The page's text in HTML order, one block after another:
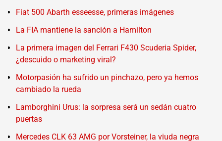
Fiat 500 Abarth esseesse, primeras imágenes
La FIA mantiene la sanción a Hamilton
La primera imagen del Ferrari F430 Scuderia Spider,
¿descuido o marketing viral?
Motorpasión ha sufrido un pinchazo, pero ya hemos
cambiado la rueda
Lamborghini Urus: la sorpresa será un sedán cuatro
puertas
Mercedes CLK 63 AMG por Vorsteiner, la viuda negra